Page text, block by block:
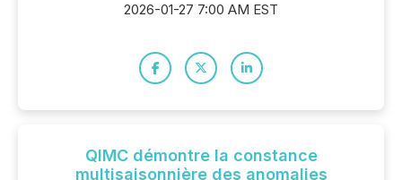
2026-01-27 7:00 AM EST
QIMC démontre la constance
multisaisonnière des anomalies